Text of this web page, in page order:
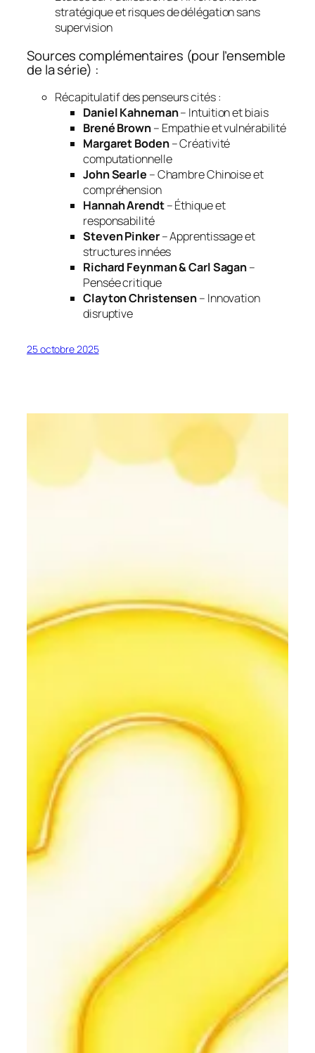
stratégique et risques de délégation sans
supervision
Sources complémentaires (pour l’ensemble
de la série) :
Récapitulatif des penseurs cités :
Daniel Kahneman– Intuition et biais
Brené Brown– Empathie et vulnérabilité
Margaret Boden– Créativité
computationnelle
John Searle – Chambre Chinoise et
compréhension
Hannah Arendt– Éthique et
responsabilité
Steven Pinker– Apprentissage et
structures innées
Richard Feynman & Carl Sagan–
Pensée critique
Clayton Christensen– Innovation
disruptive
25 octobre 2025